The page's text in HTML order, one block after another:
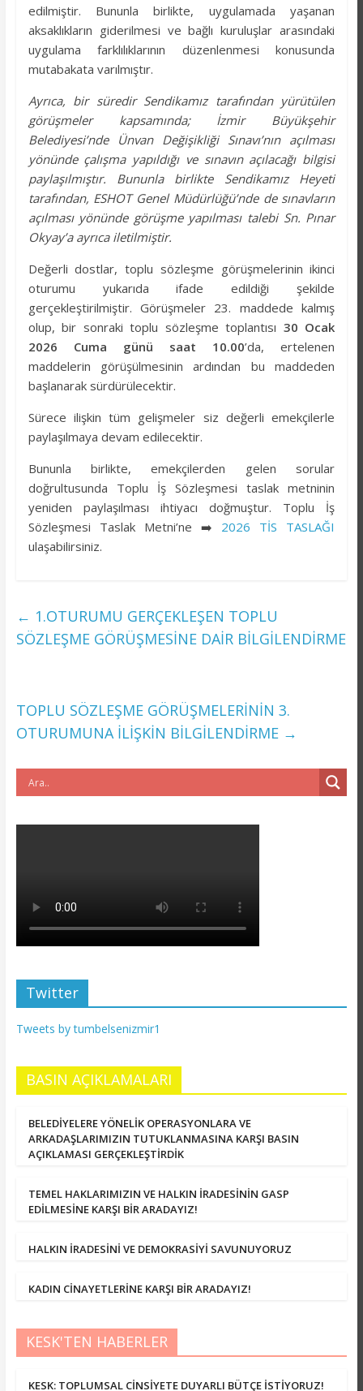
edilmiştir. Bununla birlikte, uygulamada yaşanan
aksaklıkların giderilmesi ve bağlı kuruluşlar arasındaki
uygulama farklılıklarının düzenlenmesi konusunda
mutabakata varılmıştır.
Ayrıca, bir süredir Sendikamız tarafından yürütülen
görüşmeler kapsamında; İzmir Büyükşehir
Belediyesi’nde Ünvan Değişikliği Sınavı’nın açılması
yönünde çalışma yapıldığı ve sınavın açılacağı bilgisi
paylaşılmıştır. Bununla birlikte Sendikamız Heyeti
tarafından, ESHOT Genel Müdürlüğü’nde de sınavların
açılması yönünde görüşme yapılması talebi Sn. Pınar
Okyay’a ayrıca iletilmiştir.
Değerli dostlar, toplu sözleşme görüşmelerinin ikinci
oturumu yukarıda ifade edildiği şekilde
gerçekleştirilmiştir. Görüşmeler 23. maddede kalmış
olup, bir sonraki toplu sözleşme toplantısı 30 Ocak
2026 Cuma günü saat 10.00’da, ertelenen
maddelerin görüşülmesinin ardından bu maddeden
başlanarak sürdürülecektir.
Sürece ilişkin tüm gelişmeler siz değerli emekçilerle
paylaşılmaya devam edilecektir.
Bununla birlikte, emekçilerden gelen sorular
doğrultusunda Toplu İş Sözleşmesi taslak metninin
yeniden paylaşılması ihtiyacı doğmuştur. Toplu İş
Sözleşmesi Taslak Metni’ne ➡️ 2026 TİS TASLAĞI
ulaşabilirsiniz.
← 1.OTURUMU GERÇEKLEŞEN TOPLU
SÖZLEŞME GÖRÜŞMESİNE DAİR BİLGİLENDİRME
TOPLU SÖZLEŞME GÖRÜŞMELERİNİN 3.
OTURUMUNA İLİŞKİN BİLGİLENDİRME →
Twitter
Tweets by tumbelsenizmir1
BASIN AÇIKLAMALARI
BELEDİYELERE YÖNELİK OPERASYONLARA VE
ARKADAŞLARIMIZIN TUTUKLANMASINA KARŞI BASIN
AÇIKLAMASI GERÇEKLEŞTİRDİK
TEMEL HAKLARIMIZIN VE HALKIN İRADESİNİN GASP
EDİLMESİNE KARŞI BİR ARADAYIZ!
HALKIN İRADESİNİ VE DEMOKRASİYİ SAVUNUYORUZ
KADIN CİNAYETLERİNE KARŞI BİR ARADAYIZ!
KESK'TEN HABERLER
KESK: TOPLUMSAL CİNSİYETE DUYARLI BÜTÇE İSTİYORUZ!